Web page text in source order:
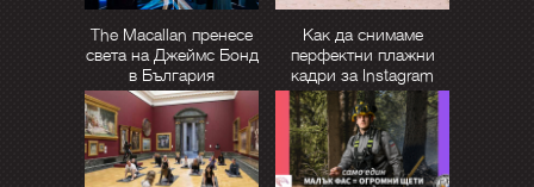
The Macallan пренесе
света на Джеймс Бонд
в България
Как да снимаме
перфектни плажни
кадри за Instagram